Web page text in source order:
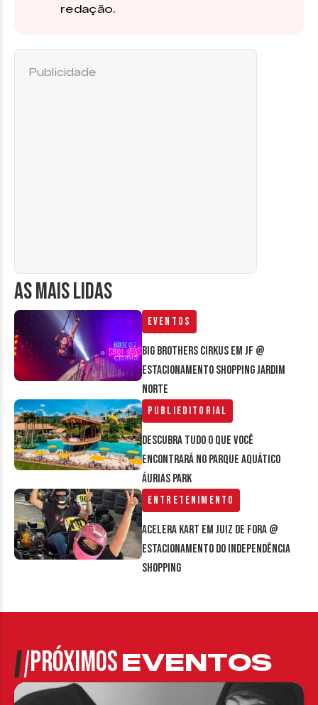
redação.
AS MAIS LIDAS
Eventos
Big Brothers Cirkus em JF @
estacionamento Shopping Jardim
Norte
Publieditorial
Descubra tudo o que você
encontrará no parque aquático
Áurias Park
Entretenimento
Acelera Kart em Juiz de Fora @
estacionamento do Independência
Shopping
Publicidade
PRÓXIMOSEVENTOS